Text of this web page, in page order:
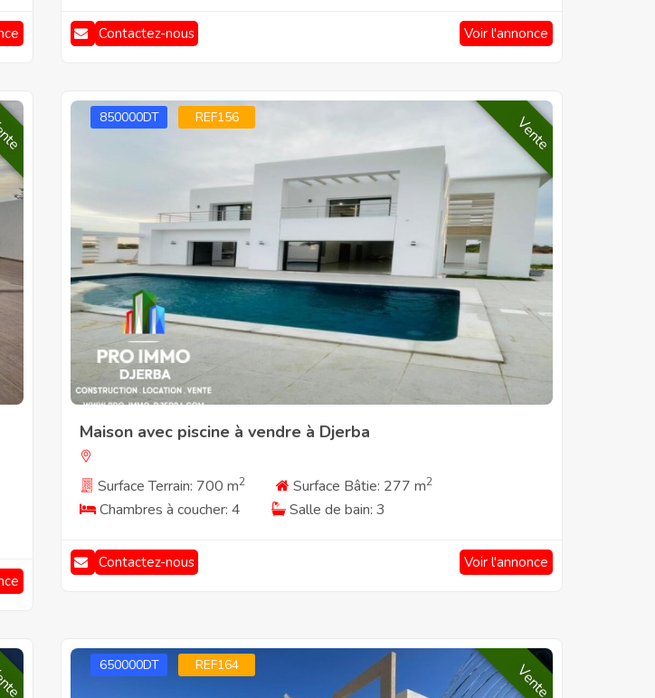
Contactez-nous Voir l'annonce
850000DT REF156 Vente
Maison avec piscine à vendre à Djerba
Surface Terrain: 700 m2 Surface Bâtie: 277 m2
Chambres à coucher: 4 Salle de bain: 3
Contactez-nous Voir l'annonce
650000DT REF164 Vente